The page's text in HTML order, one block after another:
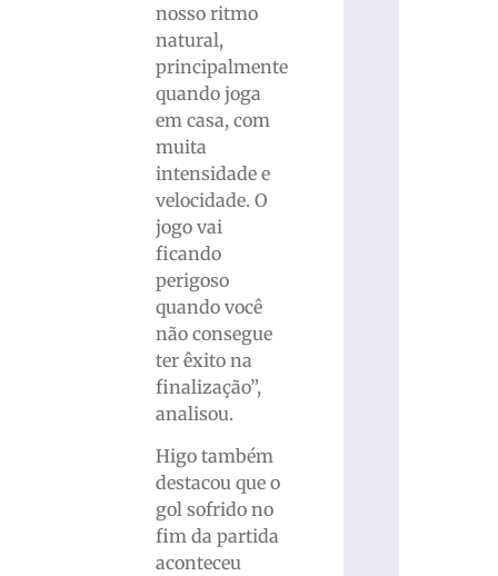
nosso ritmo
natural,
principalmente
quando joga
em casa, com
muita
intensidade e
velocidade. O
jogo vai
ficando
perigoso
quando você
não consegue
ter êxito na
finalização”,
analisou.
Higo também
destacou que o
gol sofrido no
fim da partida
aconteceu